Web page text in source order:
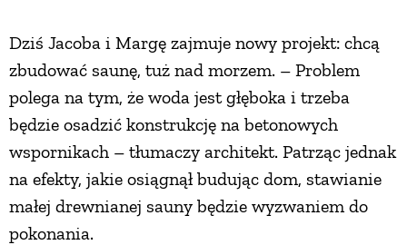
Dziś Jacoba i Margę zajmuje nowy projekt: chcą
zbudować saunę, tuż nad morzem. – Problem
polega na tym, że woda jest głęboka i trzeba
będzie osadzić konstrukcję na betonowych
wspornikach – tłumaczy architekt. Patrząc jednak
na efekty, jakie osiągnął budując dom, stawianie
małej drewnianej sauny będzie wyzwaniem do
pokonania.